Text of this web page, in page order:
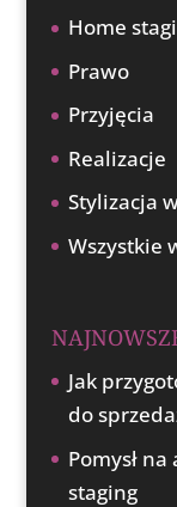
Home
Prawo
Przyjęcia
Realizacje
Stylizacja
Wszystkie
Jak
do
Pomysł
staging